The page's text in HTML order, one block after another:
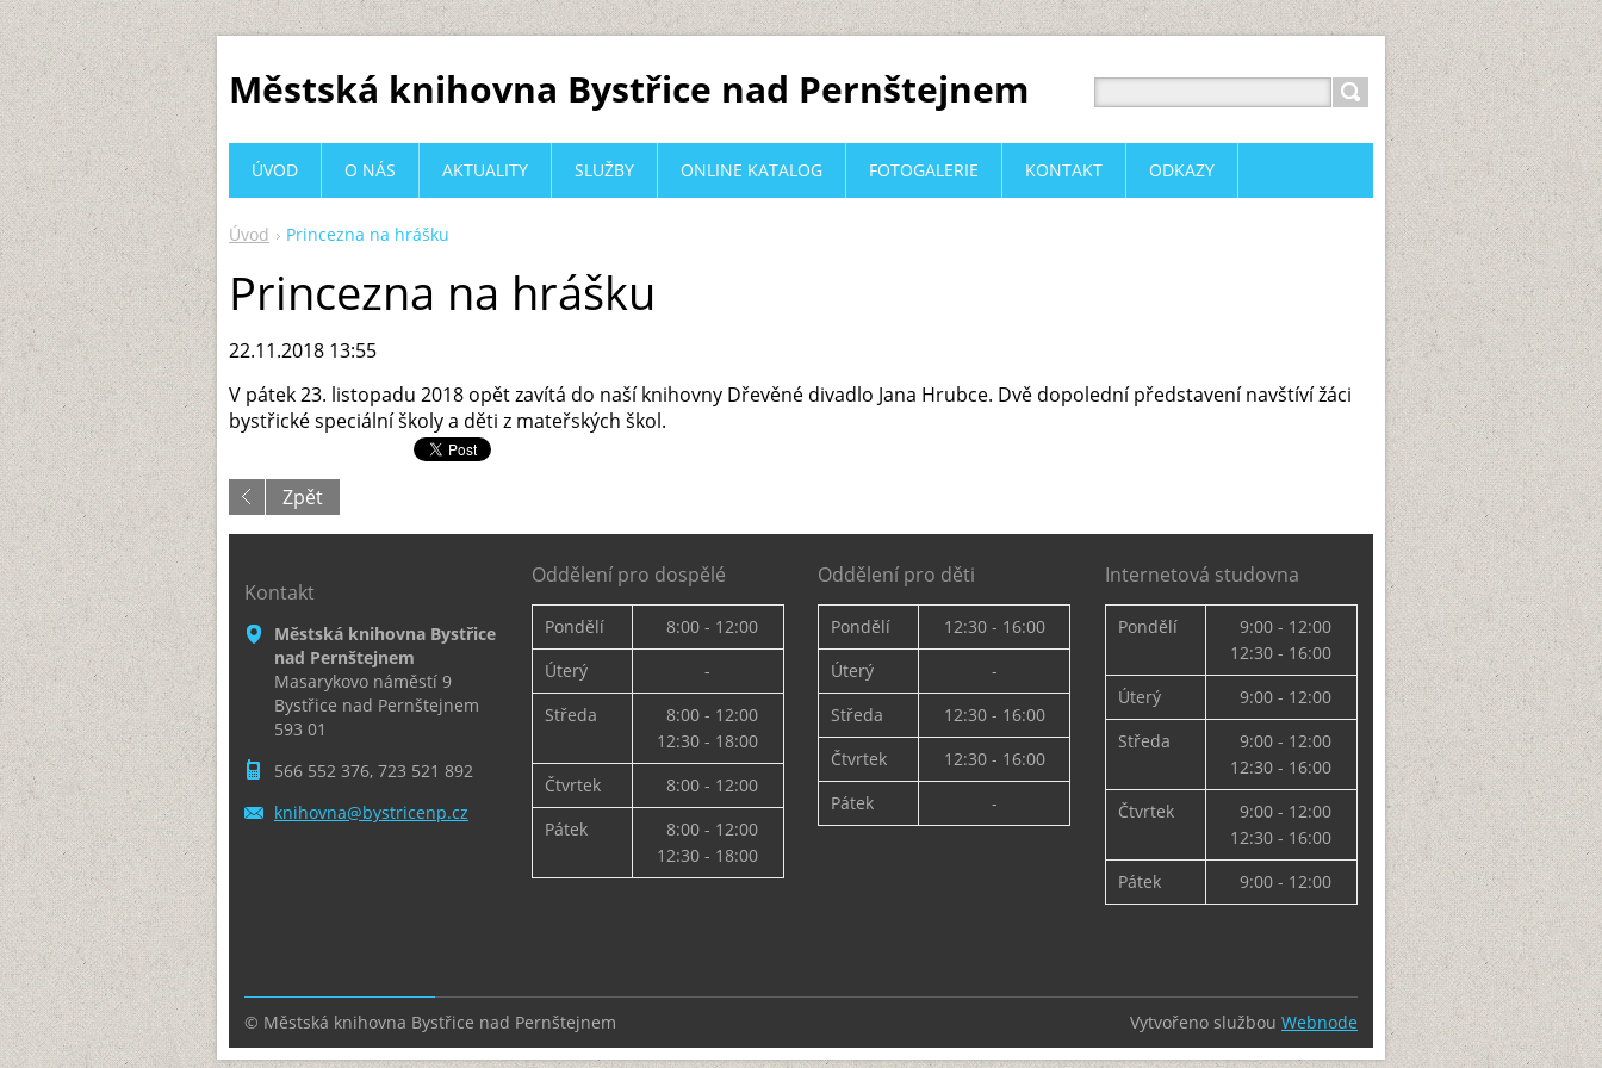
Městská knihovna Bystřice nad Pernštejnem
Úvod Princezna na hrášku
Princezna na hrášku
22.11.2018 13:55
V pátek 23. listopadu 2018 opět zavítá do naší knihovny Dřevěné divadlo Jana Hrubce. Dvě dopolední představení navštíví žáci
bystřické speciální školy a děti z mateřských škol.
Zpět
ÚVOD O NÁS AKTUALITY SLUŽBY ONLINE KATALOG FOTOGALERIE KONTAKT ODKAZY
Kontakt
Městská knihovna Bystřice
nad Pernštejnem
Masarykovo náměstí 9
Bystřice nad Pernštejnem
593 01
566 552 376, 723 521 892
knihovna@bystricenp.cz
Oddělení pro dospělé
Pondělí
8:00 - 12:00
Úterý
-
Středa
8:00 - 12:00
12:30 - 18:00
Čtvrtek
8:00 - 12:00
Pátek
8:00 - 12:00
12:30 - 18:00
Oddělení pro děti
Pondělí
12:30 - 16:00
Úterý
-
Středa
12:30 - 16:00
Čtvrtek
12:30 - 16:00
Pátek
-
Internetová studovna
Pondělí
9:00 - 12:00
12:30 - 16:00
Úterý
9:00 - 12:00
Středa
9:00 - 12:00
12:30 - 16:00
Čtvrtek
9:00 - 12:00
12:30 - 16:00
Pátek
9:00 - 12:00
© Městská knihovna Bystřice nad Pernštejnem Vytvořeno službou Webnode